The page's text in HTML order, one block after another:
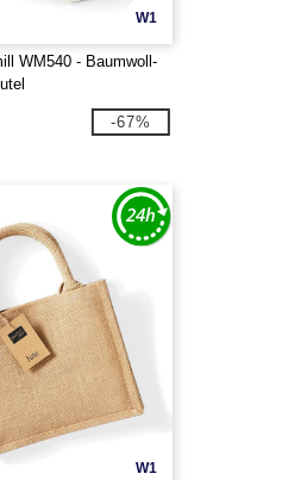
W1
WM540 - Baumwoll-
-67%
W1